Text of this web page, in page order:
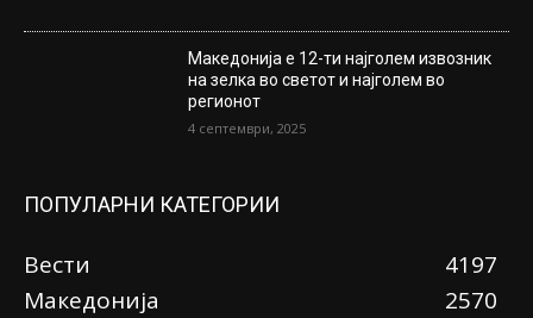
Македонија е 12-ти најголем извозник
на зелка во светот и најголем во
регионот
4 септември, 2025
ПОПУЛАРНИ КАТЕГОРИИ
Вести
4197
Македонија
2570